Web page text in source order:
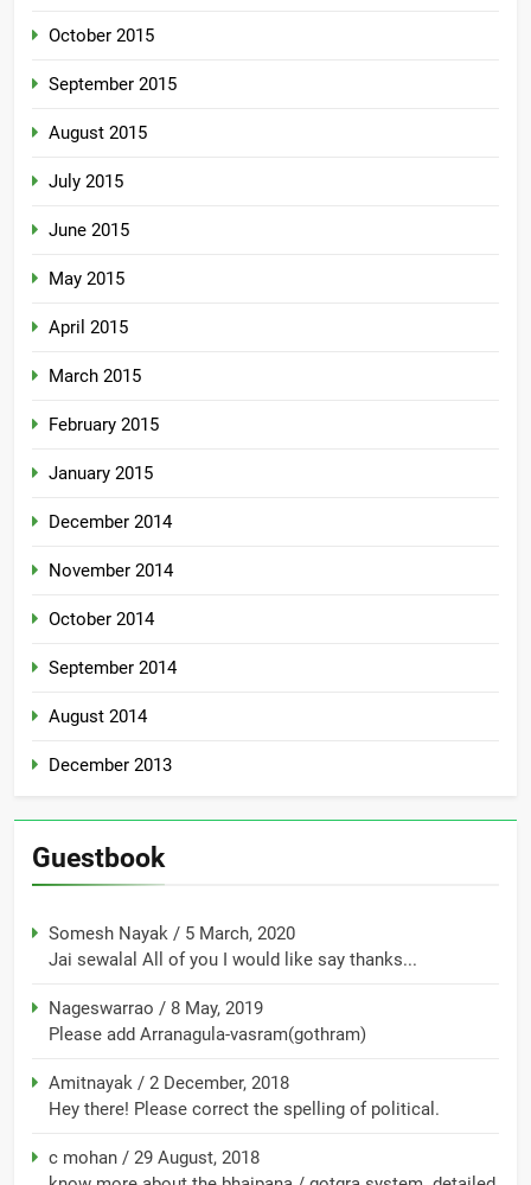
October 2015
September 2015
August 2015
July 2015
June 2015
May 2015
April 2015
March 2015
February 2015
January 2015
December 2014
November 2014
October 2014
September 2014
August 2014
December 2013
Guestbook
Somesh Nayak / 5 March, 2020
Jai sewalal All of you I would like say thanks...
Nageswarrao / 8 May, 2019
Please add Arranagula-vasram(gothram)
Amitnayak / 2 December, 2018
Hey there! Please correct the spelling of political.
c mohan / 29 August, 2018